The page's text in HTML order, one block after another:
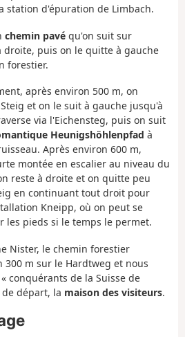
station d'épuration de Limbach.
chemin pavé qu'on suit sur
droite, puis on le quitte à gauche
forestier.
après environ 500 m, on
et on le suit à gauche jusqu'à
via l'Eichensteg, puis on suit
Heunigshöhlenpfad à
Après environ 600 m,
montée en escalier au niveau du
reste à droite et on quitte peu
en continuant tout droit pour
Kneipp, où on peut se
les pieds si le temps le permet.
Nister, le chemin forestier
300 m sur le Hardtweg et nous
conquérants de la Suisse de
départ, la maison des visiteurs.